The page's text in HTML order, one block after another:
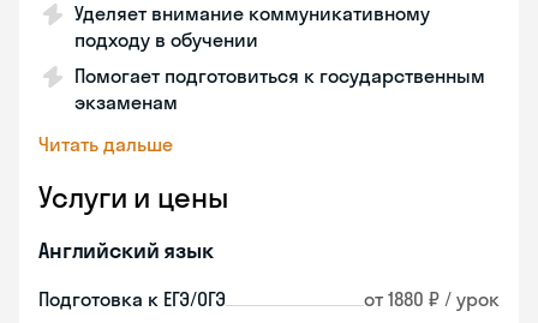
Уделяет внимание коммуникативному
подходу в обучении
Помогает подготовиться к государственным
экзаменам
Читать дальше
Услуги и цены
Английский язык
Подготовка к ЕГЭ/ОГЭ от 1880 ₽ / урок